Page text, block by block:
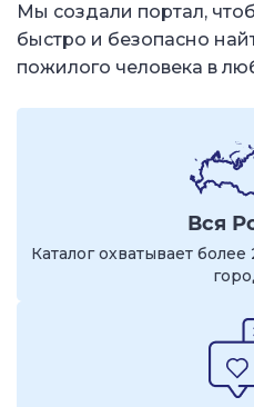
Мы создали портал,
быстро и безопасно
пожилого человека в
Вся
Каталог охватывает